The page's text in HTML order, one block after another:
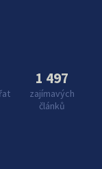
1 497
zajímavých
článků